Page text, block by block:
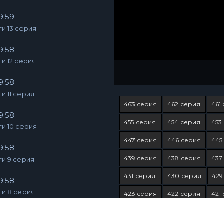
13 серия
12 серия
11 серия
10 серия
9 серия
8 серия
463 серия 462 серия 461
455 серия 454 серия 453
447 серия 446 серия
439 серия 438 серия
431 серия 430 серия
423 серия 422 серия 421